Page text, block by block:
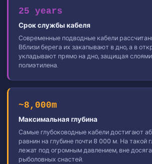
25 years
Срок службы кабеля
Современные подводные кабели
Вблизи берега их закапывают в дно, а в
укладывают прямо на дно, защищая
полиэтилена.
~8,000m
Максимальная глубина
Самые глубоководные кабели достигают
равнин на глубине почти 8 000 м. На такой
лежат под огромным давлением, вне
рыболовных снастей.